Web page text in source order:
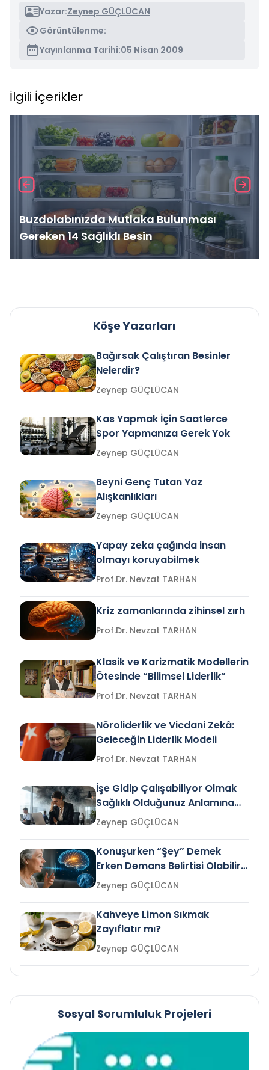
Yazar:Zeynep GÜÇLÜCAN
Görüntülenme:
Yayınlanma Tarihi:05 Nisan 2009
İlgili İçerikler
Buzdolabınızda Mutlaka Bulunması
Gereken 14 Sağlıklı Besin
Köşe Yazarları
Bağırsak Çalıştıran Besinler
Nelerdir?
Zeynep GÜÇLÜCAN
Kas Yapmak İçin Saatlerce
Spor Yapmanıza Gerek Yok
Zeynep GÜÇLÜCAN
Beyni Genç Tutan Yaz
Alışkanlıkları
Zeynep GÜÇLÜCAN
Yapay zeka çağında insan
olmayı koruyabilmek
Prof.Dr. Nevzat TARHAN
Kriz zamanlarında zihinsel zırh
Prof.Dr. Nevzat TARHAN
Klasik ve Karizmatik Modellerin
Ötesinde “Bilimsel Liderlik”
Prof.Dr. Nevzat TARHAN
Nöroliderlik ve Vicdani Zekâ:
Geleceğin Liderlik Modeli
Prof.Dr. Nevzat TARHAN
İşe Gidip Çalışabiliyor Olmak
Sağlıklı Olduğunuz Anlamına
Gelir mi?Zeynep GÜÇLÜCAN
Konuşurken “Şey” Demek
Erken Demans Belirtisi Olabilir
mi?
Zeynep GÜÇLÜCAN
Kahveye Limon Sıkmak
Zayıflatır mı?
Zeynep GÜÇLÜCAN
Sosyal Sorumluluk Projeleri